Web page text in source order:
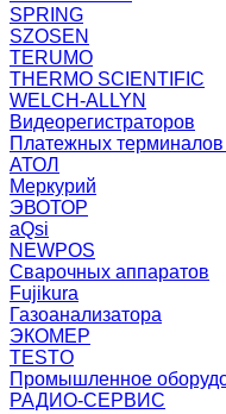
SPRING
SZOSEN
TERUMO
THERMO SCIENTIFIC
WELCH-ALLYN
Видеорегистраторов
Платежных терминалов
АТОЛ
Меркурий
ЭВОТОР
aQsi
NEWPOS
Сварочных аппаратов
Fujikura
Газоанализатора
ЭКОМЕР
TESTO
Промышленное
РАДИО-СЕРВИС